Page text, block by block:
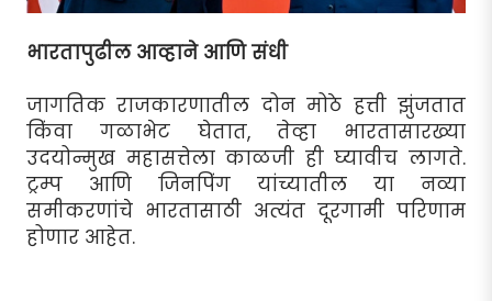
भारतापुढील आव्हाने आणि संधी
जागतिक राजकारणातील दोन मोठे हत्ती झुंजतात
किंवा गळाभेट घेतात, तेव्हा भारतासारख्या
उदयोन्मुख महासत्तेला काळजी ही घ्यावीच लागते.
ट्रम्प आणि जिनपिंग यांच्यातील या नव्या
समीकरणांचे भारतासाठी अत्यंत दूरगामी परिणाम
होणार आहेत.